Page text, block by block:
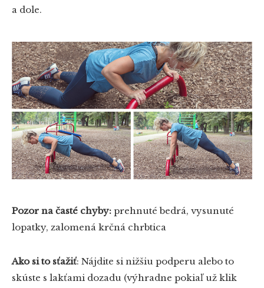
a dole.
Pozor na časté chyby: prehnuté bedrá, vysunuté
lopatky, zalomená krčná chrbtica
Ako si to sťažiť: Nájdite si nižšiu podperu alebo to
skúste s lakťami dozadu (výhradne pokiaľ už klik